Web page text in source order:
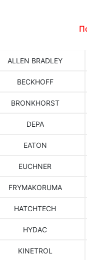
ALLEN BRADLEY
BECKHOFF
BRONKHORST
DEPA
EATON
EUCHNER
FRYMAKORUMA
HATCHTECH
HYDAC
KINETROL